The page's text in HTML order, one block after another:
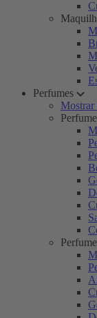
Perfumes
Mostrar